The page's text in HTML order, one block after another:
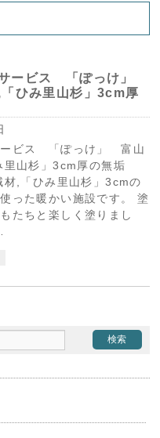
サービス 「ぽっけ」
ひみ里山杉」3cm厚
ービス 「ぽっけ」 富山
里山杉」3cm厚の無垢
材,「ひみ里山杉」3cmの
った暖かい施設です。 塗
たちと楽しく塗りまし